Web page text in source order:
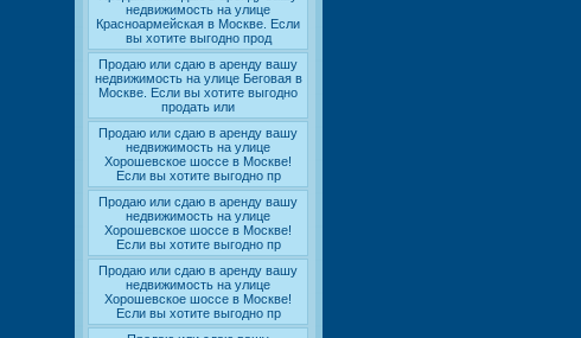
недвижимость на улице
Красноармейская в Москве. Если
вы хотите выгодно прод
Продаю или сдаю в аренду вашу
недвижимость на улице Беговая в
Москве. Если вы хотите выгодно
продать или
Продаю или сдаю в аренду вашу
недвижимость на улице
Хорошевское шоссе в Москве!
Если вы хотите выгодно пр
Продаю или сдаю в аренду вашу
недвижимость на улице
Хорошевское шоссе в Москве!
Если вы хотите выгодно пр
Продаю или сдаю в аренду вашу
недвижимость на улице
Хорошевское шоссе в Москве!
Если вы хотите выгодно пр